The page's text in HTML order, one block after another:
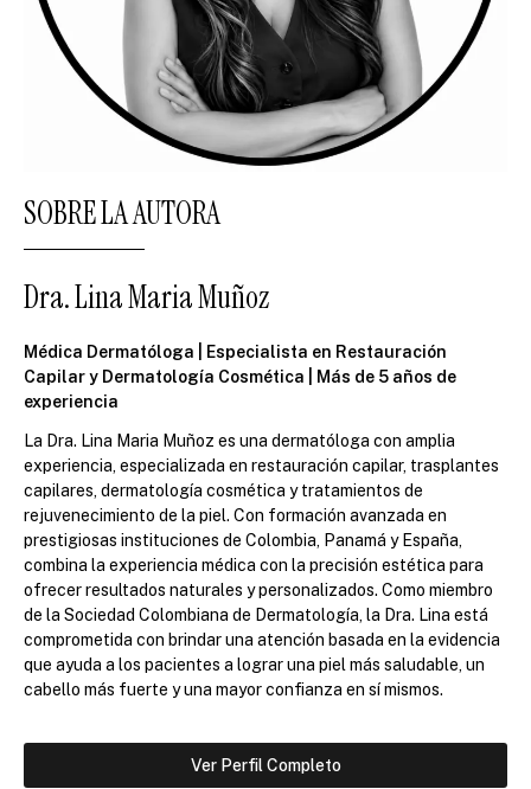
SOBRE LA AUTORA
Dra. Lina Maria Muñoz
Médica Dermatóloga | Especialista en Restauración
Capilar y Dermatología Cosmética | Más de 5 años de
experiencia
La Dra. Lina Maria Muñoz es una dermatóloga con amplia
experiencia, especializada en restauración capilar, trasplantes
capilares, dermatología cosmética y tratamientos de
rejuvenecimiento de la piel. Con formación avanzada en
prestigiosas instituciones de Colombia, Panamá y España,
combina la experiencia médica con la precisión estética para
ofrecer resultados naturales y personalizados. Como miembro
de la Sociedad Colombiana de Dermatología, la Dra. Lina está
comprometida con brindar una atención basada en la evidencia
que ayuda a los pacientes a lograr una piel más saludable, un
cabello más fuerte y una mayor confianza en sí mismos.
Ver Perfil Completo